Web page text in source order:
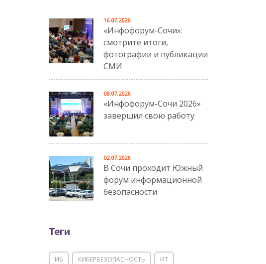
«Инфофорум-Сочи»:
смотрите итоги,
фотографии и публикации
СМИ
16.07.2026
«Инфофорум-Сочи 2026»
завершил свою работу
08.07.2026
В Сочи проходит Южный
форум информационной
безопасности
02.07.2026
Теги
ИБ КИБЕРБЕЗОПАСНОСТЬ ИТ